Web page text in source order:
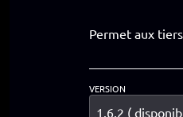
Permet aux
VERSION
1.6.2 (